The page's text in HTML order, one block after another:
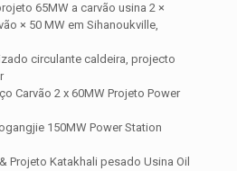
65MW a carvão usina 2 ×
× 50 MW em Sihanoukville,
circulante caldeira, projecto
Carvão 2 x 60MW Projeto Power
150MW Power Station
Projeto Katakhali pesado Usina Oil